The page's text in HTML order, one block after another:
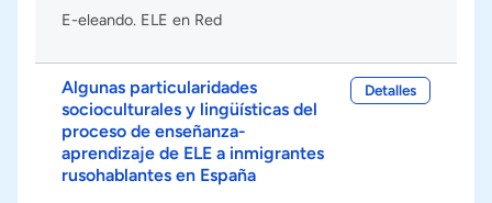
E-eleando. ELE en Red
Algunas particularidades
socioculturales y lingüísticas del
proceso de enseñanza-
aprendizaje de ELE a inmigrantes
rusohablantes en España
Detalles